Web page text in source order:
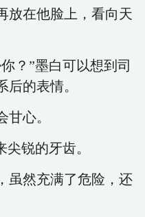
放在他脸上，看向天
？”墨白可以想到司
的表情。
心。
锐的牙齿。
虽然充满了危险，还